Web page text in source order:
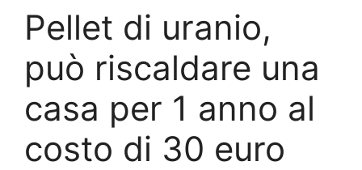
Pellet di uranio,
può riscaldare una
casa per 1 anno al
costo di 30 euro